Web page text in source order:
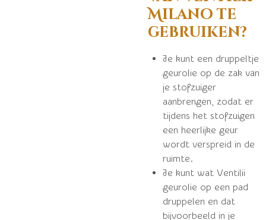
Milano te
gebruiken?
Je kunt een druppeltje
geurolie op de zak van
je stofzuiger
aanbrengen, zodat er
tijdens het stofzuigen
een heerlijke geur
wordt verspreid in de
ruimte.
Je kunt wat Ventilii
geurolie op een pad
druppelen en dat
bijvoorbeeld in je